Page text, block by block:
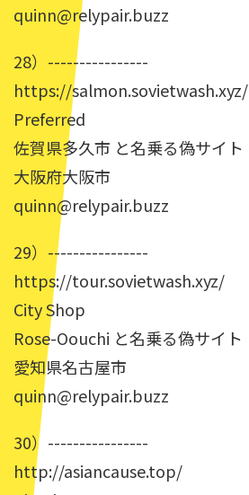
quinn@relypair.buzz
28）----------------
https://salmon.sovietwash.xyz/
Preferred
佐賀県多久市 と名乗る偽サイト
大阪府大阪市
quinn@relypair.buzz
29）----------------
https://tour.sovietwash.xyz/
City Shop
Rose-Oouchi と名乗る偽サイト
愛知県名古屋市
quinn@relypair.buzz
30）----------------
http://asiancause.top/